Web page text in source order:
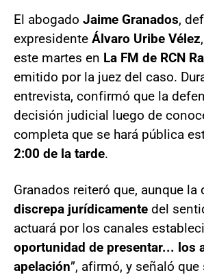
El abogado Jaime Granados,
expresidente Álvaro Uribe Vélez
este martes en La FM de RCN
emitido por la juez del caso.
entrevista, confirmó que la
decisión judicial luego de
completa que se hará pública
2:00 de la tarde.
Granados reiteró que, aunque la
discrepa jurídicamente del
actuará por los canales
oportunidad de presentar... los
apelación”, afirmó, y señaló que